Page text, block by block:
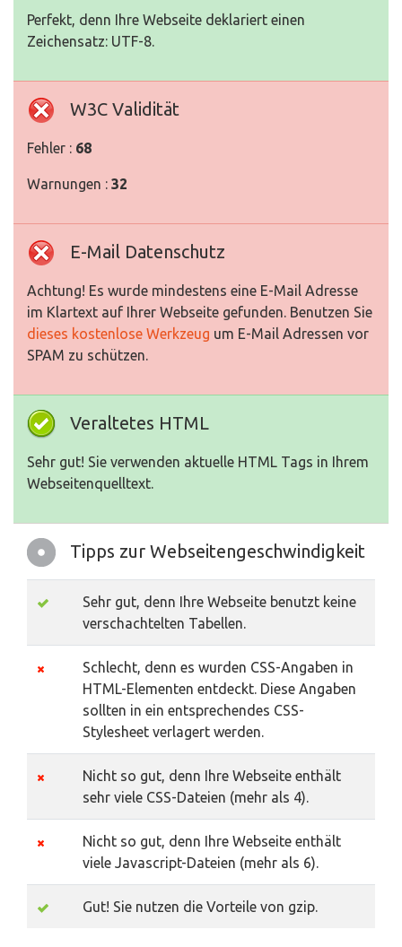
Perfekt, denn Ihre Webseite deklariert einen
Zeichensatz: UTF-8.
W3C Validität
Fehler : 68
Warnungen : 32
E-Mail Datenschutz
Achtung! Es wurde mindestens eine E-Mail Adresse
im Klartext auf Ihrer Webseite gefunden. Benutzen Sie
dieses kostenlose Werkzeug um E-Mail Adressen vor
SPAM zu schützen.
Veraltetes HTML
Sehr gut! Sie verwenden aktuelle HTML Tags in Ihrem
Webseitenquelltext.
Tipps zur Webseitengeschwindigkeit
Sehr gut, denn Ihre Webseite benutzt keine
verschachtelten Tabellen.
Schlecht, denn es wurden CSS-Angaben in
HTML-Elementen entdeckt. Diese Angaben
sollten in ein entsprechendes CSS-
Stylesheet verlagert werden.
Nicht so gut, denn Ihre Webseite enthält
sehr viele CSS-Dateien (mehr als 4).
Nicht so gut, denn Ihre Webseite enthält
viele Javascript-Dateien (mehr als 6).
Gut! Sie nutzen die Vorteile von gzip.